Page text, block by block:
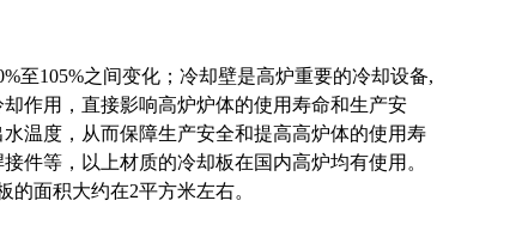
至105%之间变化；冷却壁是高炉重要的冷却设备,
作用，直接影响高炉炉体的使用寿命和生产安
温度，从而保障生产安全和提高高炉体的使用寿
件等，以上材质的冷却板在国内高炉均有使用。
面积大约在2平方米左右。